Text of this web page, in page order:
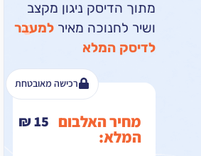
מתוך הדיסק ניגון מקצב
ושיר לחנוכה מאירלמעבר
לדיסק המלא
מחיר האלבום ₪15
רכישה מאובטחת